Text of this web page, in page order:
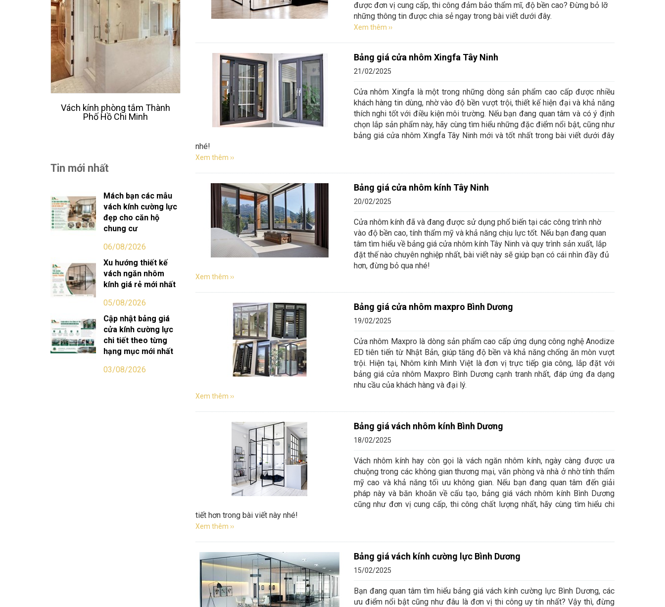
được đơn vị cung cấp, thi công đảm bảo thẩm mĩ, độ bền cao? Đừng bỏ lỡ
những thông tin được chia sẻ ngay trong bài viết dưới đây.
Xem thêm ››
Bảng giá cửa nhôm Xingfa Tây Ninh
21/02/2025
Cửa nhôm Xingfa là một trong những dòng sản phẩm cao cấp được nhiều
khách hàng tin dùng, nhờ vào độ bền vượt trội, thiết kế hiện đại và khả năng
thích nghi tốt với điều kiện môi trường. Nếu bạn đang quan tâm và có ý định
chọn lắp sản phẩm này, hãy cùng tìm hiểu những đặc điểm nổi bật, cũng như
bảng giá cửa nhôm Xingfa Tây Ninh mới và tốt nhất trong bài viết dưới đây
nhé!
Xem thêm ››
Bảng giá cửa nhôm kính Tây Ninh
20/02/2025
Cửa nhôm kính đã và đang được sử dụng phổ biến tại các công trình nhờ
vào độ bền cao, tính thẩm mỹ và khả năng chịu lực tốt. Nếu bạn đang quan
tâm tìm hiểu về bảng giá cửa nhôm kính Tây Ninh và quy trình sản xuất, lắp
đặt thế nào chuyên nghiệp nhất, bài viết này sẽ giúp bạn có cái nhìn đầy đủ
hơn, đừng bỏ qua nhé!
Xem thêm ››
Bảng giá cửa nhôm maxpro Bình Dương
19/02/2025
Cửa nhôm Maxpro là dòng sản phẩm cao cấp ứng dụng công nghệ Anodize
ED tiên tiến từ Nhật Bản, giúp tăng độ bền và khả năng chống ăn mòn vượt
trội. Hiện tại, Nhôm kính Minh Việt là đơn vị trực tiếp gia công, lắp đặt với
bảng giá cửa nhôm Maxpro Bình Dương cạnh tranh nhất, đáp ứng đa dạng
nhu cầu của khách hàng và đại lý.
Xem thêm ››
Bảng giá vách nhôm kính Bình Dương
18/02/2025
Vách nhôm kính hay còn gọi là vách ngăn nhôm kính, ngày càng được ưa
chuộng trong các không gian thương mại, văn phòng và nhà ở nhờ tính thẩm
mỹ cao và khả năng tối ưu không gian. Nếu bạn đang quan tâm đến giải
pháp này và băn khoăn về cấu tạo, bảng giá vách nhôm kính Bình Dương
cũng như đơn vị cung cấp, thi công chất lượng nhất, hãy cùng tìm hiểu chi
tiết hơn trong bài viết này nhé!
Xem thêm ››
Bảng giá vách kính cường lực Bình Dương
15/02/2025
Bạn đang quan tâm tìm hiểu bảng giá vách kính cường lực Bình Dương, các
ưu điểm nổi bật cũng như đâu là đơn vị thi công uy tín nhất? Vậy thì, đừng
Vách kính phòng tắm Thành
Phố Hồ Chi Minh
Thiết kế vách kính phòng tắm
đẹp
Vách kính phòng tắm tiện nghi
Tin mới nhất
Mách bạn các mẫu
vách kính cường lực
đẹp cho căn hộ
chung cư
06/08/2026
Xu hướng thiết kế
vách ngăn nhôm
kính giá rẻ mới nhất
05/08/2026
Cập nhật bảng giá
cửa kính cường lực
chi tiết theo từng
hạng mục mới nhất
03/08/2026